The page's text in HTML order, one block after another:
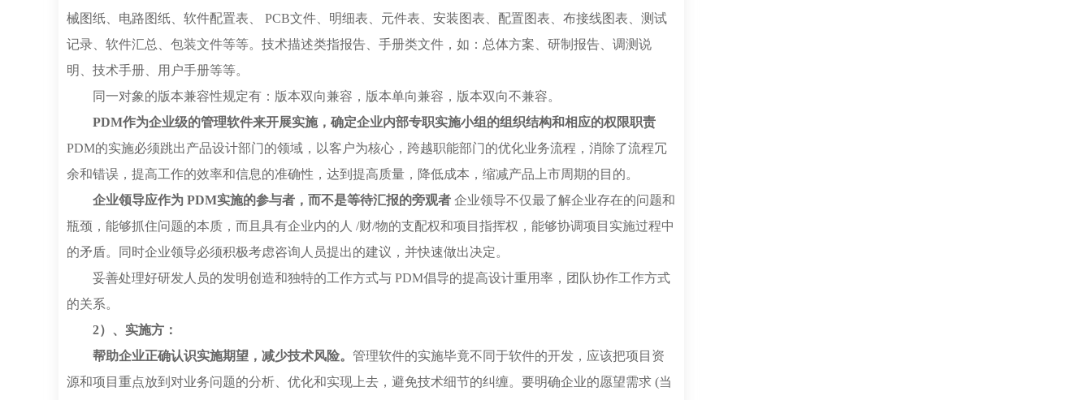
械图纸、电路图纸、软件配置表、 PCB文件、明细表、元件表、安装图表、配置图表、布接线图表、测试
记录、软件汇总、包装文件等等。技术描述类指报告、手册类文件，如：总体方案、研制报告、调测说
明、技术手册、用户手册等等。
同一对象的版本兼容性规定有：版本双向兼容，版本单向兼容，版本双向不兼容。
PDM作为企业级的管理软件来开展实施，确定企业内部专职实施小组的组织结构和相应的权限职责
PDM的实施必须跳出产品设计部门的领域，以客户为核心，跨越职能部门的优化业务流程，消除了流程冗
余和错误，提高工作的效率和信息的准确性，达到提高质量，降低成本，缩减产品上市周期的目的。
企业领导应作为 PDM实施的参与者，而不是等待汇报的旁观者 企业领导不仅最了解企业存在的问题和
瓶颈，能够抓住问题的本质，而且具有企业内的人 /财/物的支配权和项目指挥权，能够协调项目实施过程中
的矛盾。同时企业领导必须积极考虑咨询人员提出的建议，并快速做出决定。
妥善处理好研发人员的发明创造和独特的工作方式与 PDM倡导的提高设计重用率，团队协作工作方式
的关系。
2）、实施方：
帮助企业正确认识实施期望，减少技术风险。 管理软件的实施毕竟不同于软件的开发，应该把项目资
源和项目重点放到对业务问题的分析、优化和实现上去，避免技术细节的纠缠。要明确企业的愿望需求 (当